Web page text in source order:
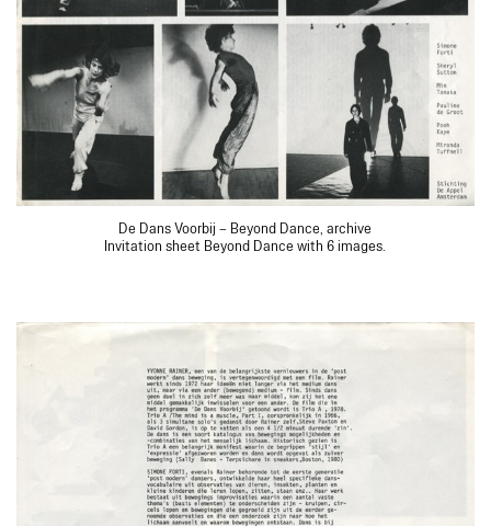
De Dans Voorbij – Beyond Dance, archive
Invitation sheet Beyond Dance with 6 images.